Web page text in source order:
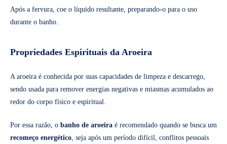
Após a fervura, coe o líquido resultante, preparando-o para o uso
durante o banho.
Propriedades Espirituais da Aroeira
A aroeira é conhecida por suas capacidades de limpeza e descarrego,
sendo usada para remover energias negativas e miasmas acumulados ao
redor do corpo físico e espiritual.
Por essa razão, o banho de aroeira é recomendado quando se busca um
recomeço energético , seja após um período difícil, conflitos pessoais